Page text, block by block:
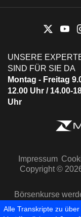
UNSERE
SIND FÜR SIE DA
Montag - Freitag
12.00 Uhr / 14.00-
Uhr
Impressum
Copyright ©
Börsenkurse
Alle Transkripte zu